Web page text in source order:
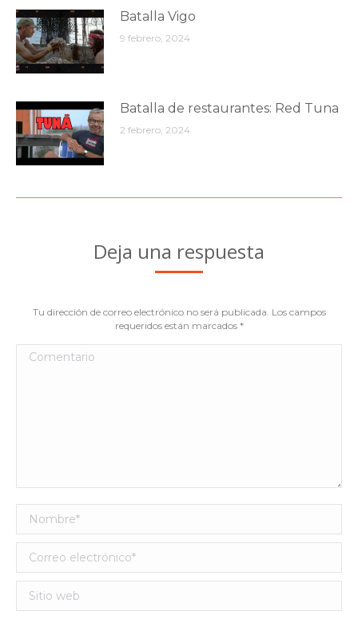
Batalla Vigo
9 febrero, 2024
Batalla de restaurantes: Red Tuna
2 febrero, 2024
Deja una respuesta
Tu dirección de correo electrónico no será publicada. Los campos
requeridos están marcados *
Comentario
Nombre *
Correo electrónico *
Sitio web